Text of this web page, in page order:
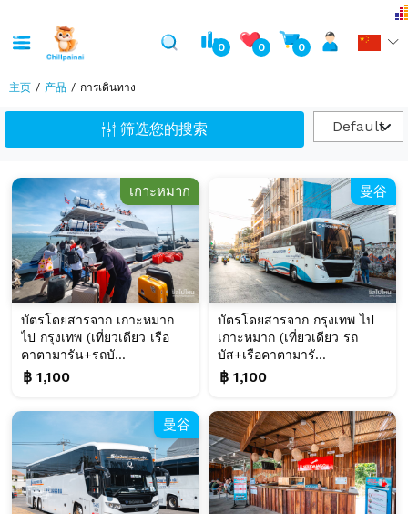
0 0 0
主页 产品 การเดินทาง
筛选您的搜索 Default
เกาะหมาก
บัตรโดยสารจาก เกาะหมาก
ไป กรุงเทพ (เที่ยวเดียว เรือ
คาตามารัน+รถบั...
฿ 1,100
曼谷
บัตรโดยสารจาก กรุงเทพ ไป
เกาะหมาก (เที่ยวเดียว รถ
บัส+เรือคาตามารั...
฿ 1,100
曼谷